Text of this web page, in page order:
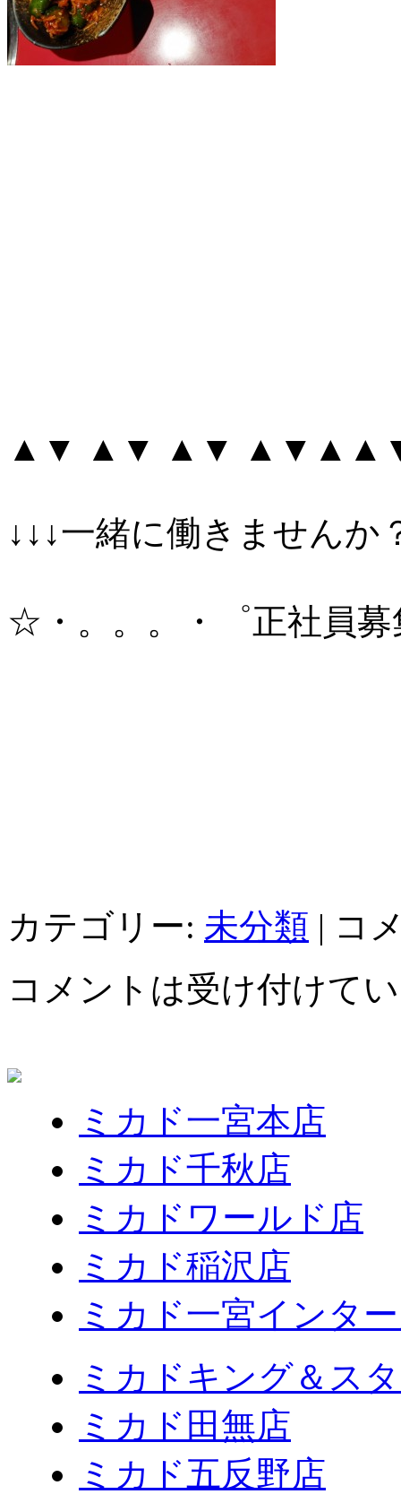
▲▼ ▲▼ ▲▼
↓↓↓一緒に働きませんか
☆・。。。・゜正社員
カテゴリー: 未分類 | コ
コメントは受け付けて
ミカド一宮本店
ミカド千秋店
ミカドワールド店
ミカド稲沢店
ミカド一宮インタ
ミカドキング＆ス
ミカド田無店
ミカド五反野店